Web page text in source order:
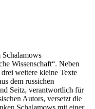
Schalamows
Wissenschaft“. Neben
drei weitere kleine Texte
dem russichen
Seitz, verantwortlich für
Autors, versetzt die
Schalamows mit einer